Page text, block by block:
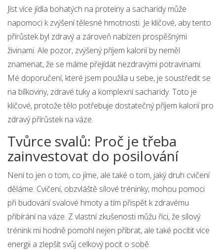
Jíst více jídla bohatých na proteiny a sacharidy může
napomoci k zvýšení tělesné hmotnosti. Je klíčové, aby tento
přírůstek byl zdravý a zároveň nabízen prospěšnými
živinami. Ale pozor, zvýšený příjem kalorií by neměl
znamenat, že se máme přejídat nezdravými potravinami.
Mé doporučení, které jsem použila u sebe, je soustředit se
na bílkoviny, zdravé tuky a komplexní sacharidy. Toto je
klíčové, protože tělo potřebuje dostatečný příjem kalorií pro
zdravý přírůstek na váze.
Tvůrce svalů: Proč je třeba
zainvestovat do posilování
Není to jen o tom, co jíme, ale také o tom, jaký druh cvičení
děláme. Cvičení, obzvláště sílové tréninky, mohou pomoci
při budování svalové hmoty a tím přispět k zdravému
přibírání na váze. Z vlastní zkušenosti můžu říci, že sílový
trénink mi hodně pomohl nejen přibrat, ale také pocítit více
energii a zlepšit svůj celkový pocit o sobě.